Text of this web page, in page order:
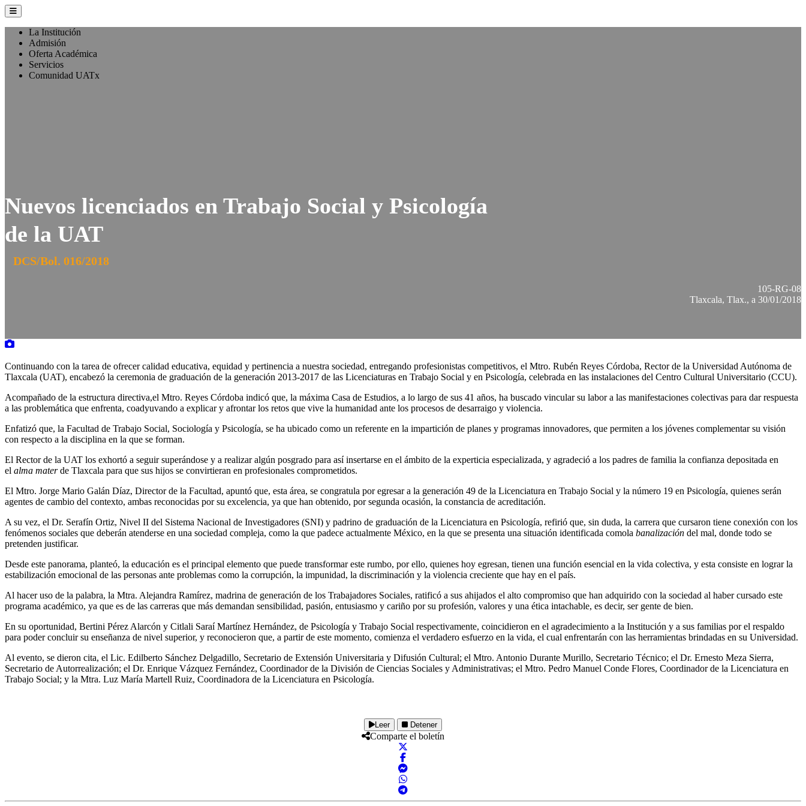
La Institución
Admisión
Oferta Académica
Servicios
Comunidad UATx
Nuevos licenciados en Trabajo Social y Psicología
de la UAT
DCS/Bol. 016/2018
105-RG-08
Tlaxcala, Tlax., a 30/01/2018
Continuando con la tarea de ofrecer calidad educativa, equidad y pertinencia a nuestra sociedad, entregando profesionistas competitivos, el Mtro. Rubén Reyes Córdoba, Rector de la Universidad Autónoma de
Tlaxcala (UAT), encabezó la ceremonia de graduación de la generación 2013-2017 de las Licenciaturas en Trabajo Social y en Psicología, celebrada en las instalaciones del Centro Cultural Universitario (CCU).
Acompañado de la estructura directiva,el Mtro. Reyes Córdoba indicó que, la máxima Casa de Estudios, a lo largo de sus 41 años, ha buscado vincular su labor a las manifestaciones colectivas para dar respuesta
a las problemática que enfrenta, coadyuvando a explicar y afrontar los retos que vive la humanidad ante los procesos de desarraigo y violencia.
Enfatizó que, la Facultad de Trabajo Social, Sociología y Psicología, se ha ubicado como un referente en la impartición de planes y programas innovadores, que permiten a los jóvenes complementar su visión
con respecto a la disciplina en la que se forman.
El Rector de la UAT los exhortó a seguir superándose y a realizar algún posgrado para así insertarse en el ámbito de la experticia especializada, y agradeció a los padres de familia la confianza depositada en
el alma materde Tlaxcala para que sus hijos se convirtieran en profesionales comprometidos.
El Mtro. Jorge Mario Galán Díaz, Director de la Facultad, apuntó que, esta área, se congratula por egresar a la generación 49 de la Licenciatura en Trabajo Social y la número 19 en Psicología, quienes serán
agentes de cambio del contexto, ambas reconocidas por su excelencia, ya que han obtenido, por segunda ocasión, la constancia de acreditación.
A su vez, el Dr. Serafín Ortiz, Nivel II del Sistema Nacional de Investigadores (SNI) y padrino de graduación de la Licenciatura en Psicología, refirió que, sin duda, la carrera que cursaron tiene conexión con los
fenómenos sociales que deberán atenderse en una sociedad compleja, como la que padece actualmente México, en la que se presenta una situación identificada comola banalización del mal, donde todo se
pretenden justificar.
Desde este panorama, planteó, la educación es el principal elemento que puede transformar este rumbo, por ello, quienes hoy egresan, tienen una función esencial en la vida colectiva, y esta consiste en lograr la
estabilización emocional de las personas ante problemas como la corrupción, la impunidad, la discriminación y la violencia creciente que hay en el país.
Al hacer uso de la palabra, la Mtra. Alejandra Ramírez, madrina de generación de los Trabajadores Sociales, ratificó a sus ahijados el alto compromiso que han adquirido con la sociedad al haber cursado este
programa académico, ya que es de las carreras que más demandan sensibilidad, pasión, entusiasmo y cariño por su profesión, valores y una ética intachable, es decir, ser gente de bien.
En su oportunidad, Bertini Pérez Alarcón y Citlali Saraí Martínez Hernández, de Psicología y Trabajo Social respectivamente, coincidieron en el agradecimiento a la Institución y a sus familias por el respaldo
para poder concluir su enseñanza de nivel superior, y reconocieron que, a partir de este momento, comienza el verdadero esfuerzo en la vida, el cual enfrentarán con las herramientas brindadas en su Universidad.
Al evento, se dieron cita, el Lic. Edilberto Sánchez Delgadillo, Secretario de Extensión Universitaria y Difusión Cultural; el Mtro. Antonio Durante Murillo, Secretario Técnico; el Dr. Ernesto Meza Sierra,
Secretario de Autorrealización; el Dr. Enrique Vázquez Fernández, Coordinador de la División de Ciencias Sociales y Administrativas; el Mtro. Pedro Manuel Conde Flores, Coordinador de la Licenciatura en
Trabajo Social; y la Mtra. Luz María Martell Ruiz, Coordinadora de la Licenciatura en Psicología.
Leer Detener
Comparte el boletín